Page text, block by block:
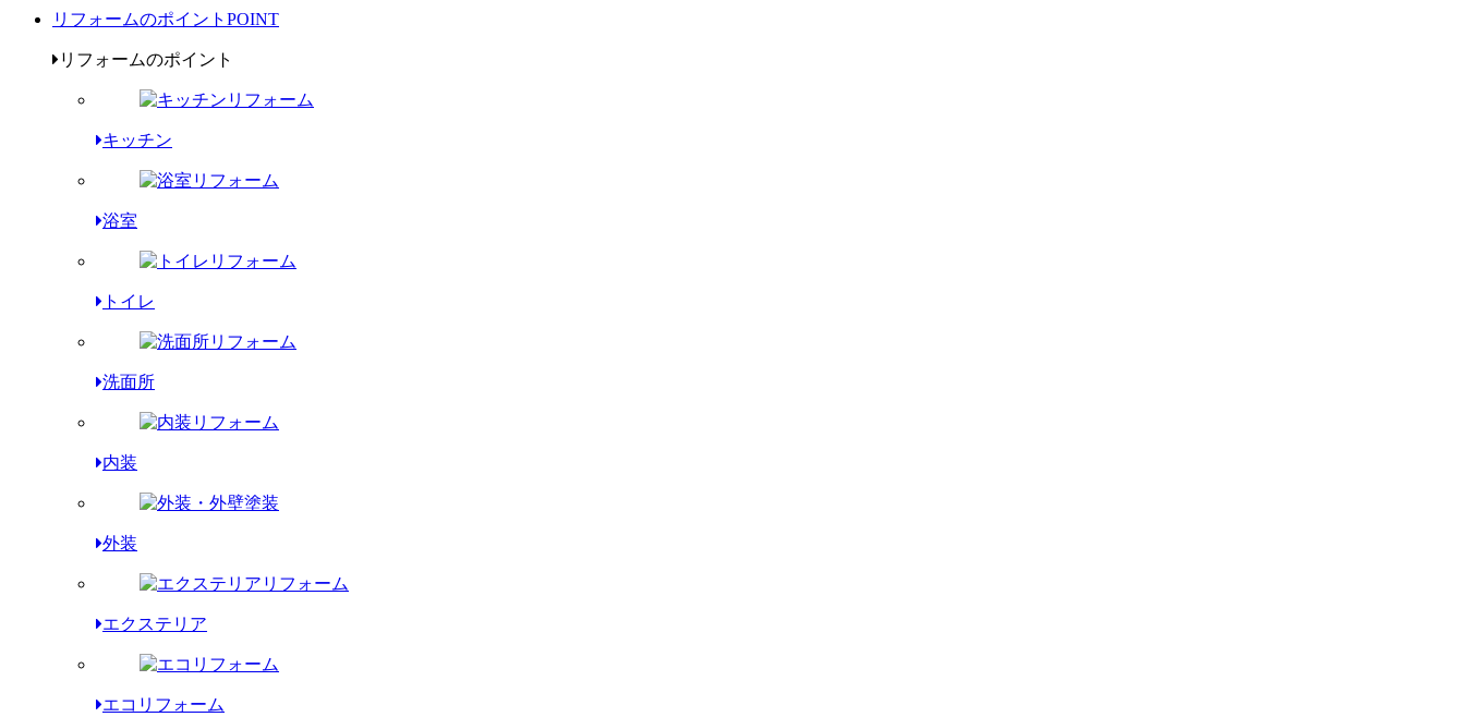
リフォームのポイント POINT
リフォームのポイント
キッチン
浴室
トイレ
洗面所
内装
外装
エクステリア
エコリフォーム